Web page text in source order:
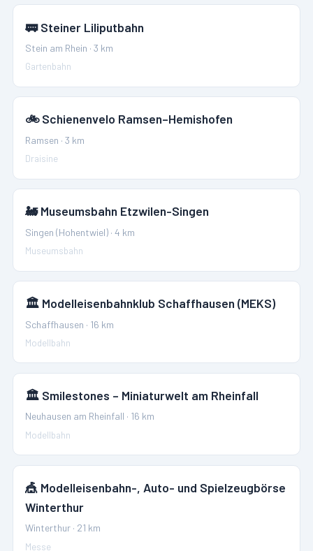
🚃 Steiner Liliputbahn
Stein am Rhein ·3 km
Gartenbahn
🚲 Schienenvelo Ramsen–Hemishofen
Ramsen ·3 km
Draisine
🚂 Museumsbahn Etzwilen-Singen
Singen (Hohentwiel) ·4 km
Museumsbahn
🏛️ Modelleisenbahnklub Schaffhausen (MEKS)
Schaffhausen · 16 km
Modellbahn
🏛️ Smilestones – Miniaturwelt am Rheinfall
Neuhausen am Rheinfall · 16 km
Modellbahn
🎪 Modelleisenbahn-, Auto- und Spielzeugbörse
Winterthur
Winterthur · 21 km
Messe